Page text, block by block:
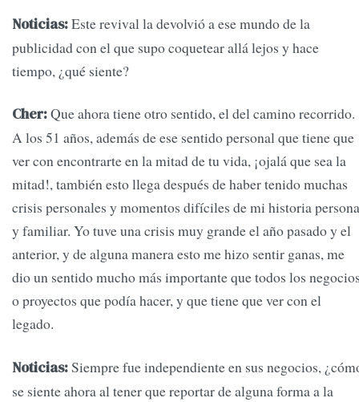
Noticias:Este revival la devolvió a ese mundo de la
publicidad con el que supo coquetear allá lejos y hace
tiempo, ¿qué siente?
Cher:Que ahora tiene otro sentido, el del camino recorrido.
A los 51 años, además de ese sentido personal que tiene que
ver con encontrarte en la mitad de tu vida, ¡ojalá que sea la
mitad!, también esto llega después de haber tenido muchas
crisis personales y momentos difíciles de mi historia
y familiar. Yo tuve una crisis muy grande el año pasado y el
anterior, y de alguna manera esto me hizo sentir ganas, me
dio un sentido mucho más importante que todos los
o proyectos que podía hacer, y que tiene que ver con el
legado.
Noticias:Siempre fue independiente en sus negocios,
se siente ahora al tener que reportar de alguna forma a la